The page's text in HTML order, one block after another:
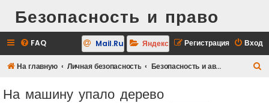
Безопасность и право
FAQ Вход
Регистрация
Mail.Ru Яндекс
На главную Личная безопасность Безопасность и автомобиль
На машину упало дерево